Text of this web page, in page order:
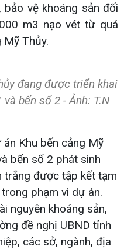
bảo vệ khoáng sản đối
m3 nạo vét từ quá
Mỹ Thủy.
đang được triển khai
bến số 2 - Ảnh: T.N
Khu bến cảng Mỹ
bến số 2 phát sinh
trắng được tập kết tạm
phạm vi dự án.
nguyên khoáng sản,
đề nghị UBND tỉnh
các sở, ngành, địa